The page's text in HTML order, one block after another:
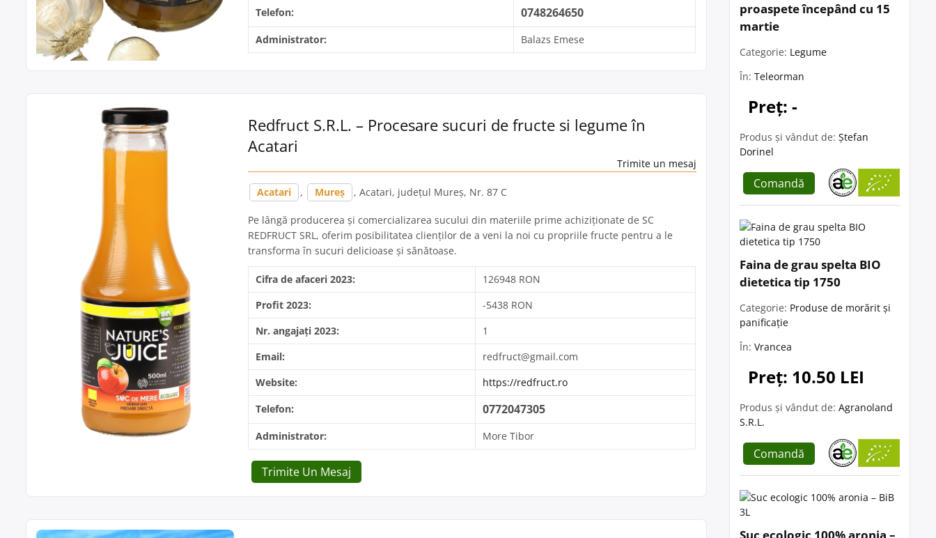
Telefon:
0748264650
Administrator: Balazs Emese
Redfruct S.R.L. – Procesare sucuri de fructe si legume în
Acatari
Trimite un mesaj
Acatari , Mureș , Acatari, județul Mureș, Nr. 87 C
Pe lângă producerea și comercializarea sucului din materiile prime achiziționate de SC
REDFRUCT SRL, oferim posibilitatea clienților de a veni la noi cu propriile fructe pentru a le
transforma în sucuri delicioase și sănătoase.
Cifra de afaceri 2023:
126948 RON
Profit 2023:
-5438 RON
Nr. angajați 2023:
1
Email:
redfruct@gmail.com
Website:
https://redfruct.ro
Telefon:
0772047305
Administrator: More Tibor
Trimite Un Mesaj
proaspete începând cu 15
martie
Categorie: Legume
În: Teleorman
Preț: -
Produs și vândut de: Ștefan
Dorinel
Comandă
Faina de grau spelta BIO
dietetica tip 1750
Categorie: Produse de morărit și
panificație
În: Vrancea
Preț: 10.50 LEI
Produs și vândut de: Agranoland
S.R.L.
Comandă